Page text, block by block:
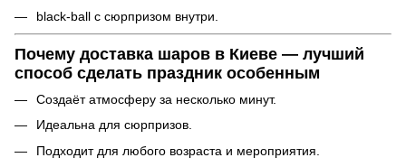
black-ball с сюрпризом внутри.
Почему доставка шаров в Киеве — лучший
способ сделать праздник особенным
Создаёт атмосферу за несколько минут.
Идеальна для сюрпризов.
Подходит для любого возраста и мероприятия.